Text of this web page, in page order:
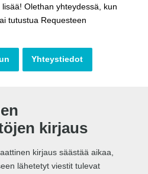
Olethan yhteydessä, kun
tutustua Requesteen
Yhteystiedot
kirjaus
kirjaus säästää aikaa,
lähetetyt viestit tulevat